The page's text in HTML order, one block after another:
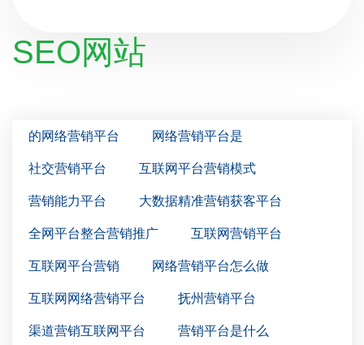
SEO网站
的网络营销平台 网络营销平台是
社交营销平台 互联网平台营销模式
营销能力平台 大数据精准营销获客平台
全网平台整合营销推广 互联网营销平台
互联网平台营销 网络营销平台怎么做
互联网网络营销平台 抚州营销平台
渠道营销互联网平台 营销平台是什么